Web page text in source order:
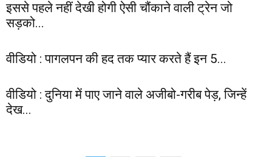
इससे पहले नहीं देखी होगी ऐसी चौंकाने वाली ट्रेन जो
सड़को...
वीडियो : पागलपन की हद तक प्यार करते हैं इन 5...
वीडियो : दुनिया में पाए जाने वाले अजीबो-गरीब पेड़, जिन्हें
देख...